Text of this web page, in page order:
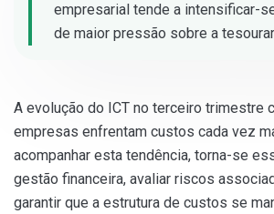
empresarial tende a intensificar-
de maior pressão sobre a
A evolução do ICT no terceiro trimestre
empresas enfrentam custos cada vez
acompanhar esta tendência, torna-se
gestão financeira, avaliar riscos
garantir que a estrutura de custos se